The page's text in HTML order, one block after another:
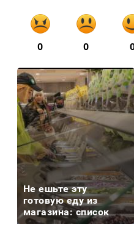
0 0
Не ешьте эту
готовую еду из
магазина: список